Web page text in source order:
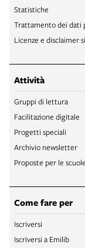
Statistiche
Trattamento dei dati
Licenze e disclaimer
Attività
Gruppi di lettura
Facilitazione digitale
Progetti speciali
Archivio newsletter
Proposte per le
Come fare per
Iscriversi
Iscriversi a Emilib